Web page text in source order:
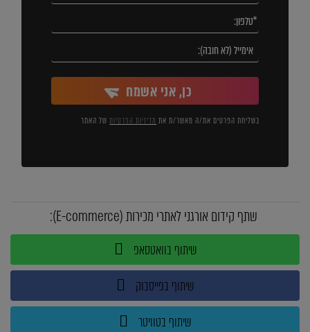
כן, אני אשמח
בשליחת הפרטים את/ה מאשר/ת את מדיניות הפרטיותשל האתר
שתף קידום אורגני לאתרי מכירות (E-commerce):
שיתוף בוואטסאפ
שיתוף בפייסבוק
שיתוף בטוויטר